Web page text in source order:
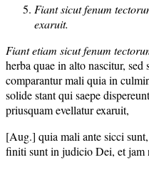
Fiant sicut fenum
exaruit.
Fiant etiam sicut fenum
herba quae in alto nascitur,
comparantur mali quia in
solide stant qui saepe
priusquam evellatur exaruit,
[Aug.] quia mali ante sicci
finiti sunt in judicio Dei, et jam